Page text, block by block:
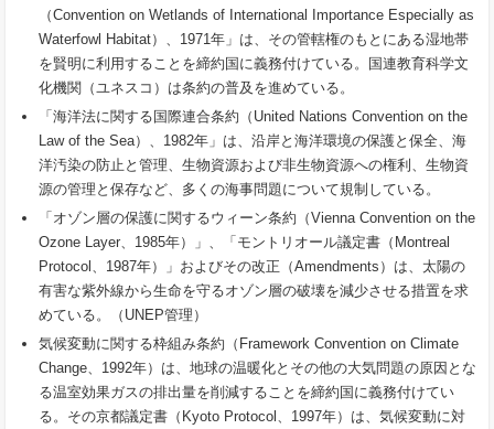
（Convention on Wetlands of International Importance Especially as
Waterfowl Habitat）、1971年」は、その管轄権のもとにある湿地帯
を賢明に利用することを締約国に義務付けている。国連教育科学文
化機関（ユネスコ）は条約の普及を進めている。
「海洋法に関する国際連合条約（United Nations Convention on the
Law of the Sea）、1982年」は、沿岸と海洋環境の保護と保全、海
洋汚染の防止と管理、生物資源および非生物資源への権利、生物資
源の管理と保存など、多くの海事問題について規制している。
「オゾン層の保護に関するウィーン条約（Vienna Convention on the
Ozone Layer、1985年）」、「モントリオール議定書（Montreal
Protocol、1987年）」およびその改正（Amendments）は、太陽の
有害な紫外線から生命を守るオゾン層の破壊を減少させる措置を求
めている。（UNEP管理）
気候変動に関する枠組み条約（Framework Convention on Climate
Change、1992年）は、地球の温暖化とその他の大気問題の原因とな
る温室効果ガスの排出量を削減することを締約国に義務付けてい
る。その京都議定書（Kyoto Protocol、1997年）は、気候変動に対